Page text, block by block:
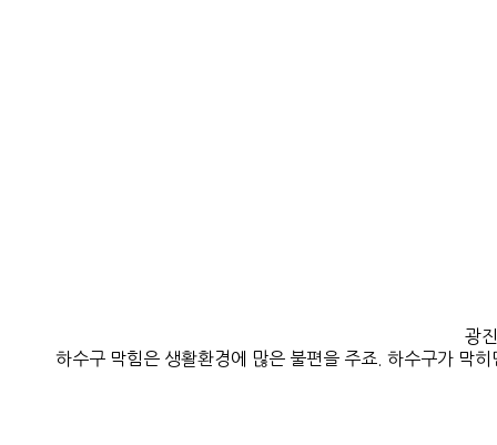
광
하수구 막힘은 생활환경에 많은 불편을 주죠. 하수구가 막